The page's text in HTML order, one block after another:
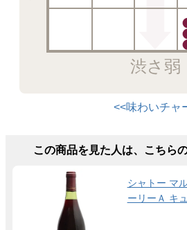
渋さ弱
<<味わいチャ
この商品を見た人は、こちら
シャトー マ
ーリーＡ キ